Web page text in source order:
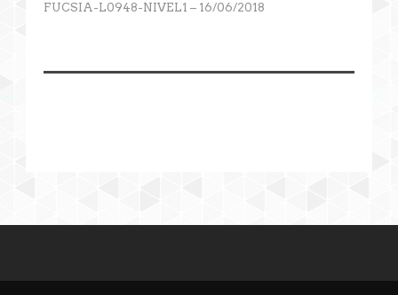
FUCSIA-L0948-NIVEL1 – 16/06/2018